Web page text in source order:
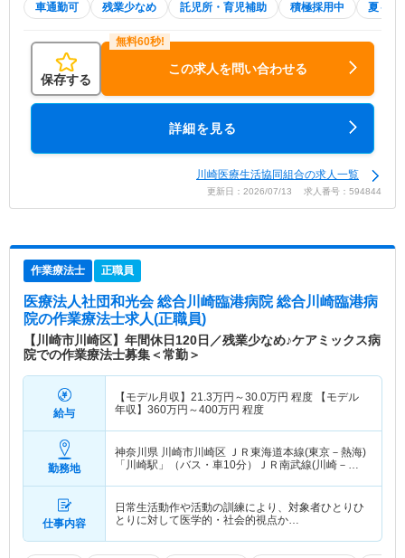
車通勤可 残業少なめ 託児所・育児補助 積極採用中 夏～秋
保存する
この求人を問い合わせる
詳細を見る
川崎医療生活協同組合の求人一覧
更新日：2026/07/13 求人番号：594844
作業療法士 正職員
医療法人社団和光会 総合川崎臨港病院 総合川崎臨港病
院の作業療法士求人(正職員)
【川崎市川崎区】年間休日120日／残業少なめ♪ケアミックス病
院での作業療法士募集＜常勤＞
給与
【モデル月収】 21.3万円～30.0万円 程度 【モデル
年収】 360万円～400万円 程度
勤務地
神奈川県 川崎市川崎区
ＪＲ東海道本線(東京－熱海)
「川崎駅」（バス・車10分）ＪＲ南武線(川崎－立
仕事内容
日常生活動作や活動の訓練により、対象者ひとりひ
とりに対して医学的・社会的視点か…